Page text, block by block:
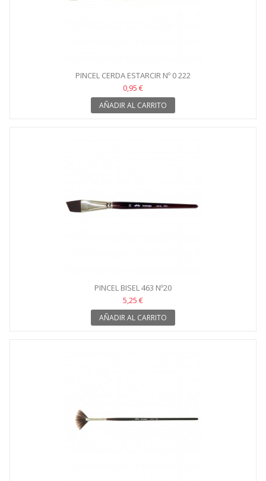
PINCEL CERDA ESTARCIR Nº 0 222
0,95 €
AÑADIR AL CARRITO
PINCEL BISEL 463 Nº20
5,25 €
AÑADIR AL CARRITO